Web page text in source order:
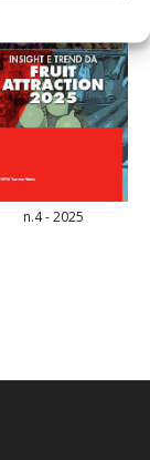
n.4 - 2025